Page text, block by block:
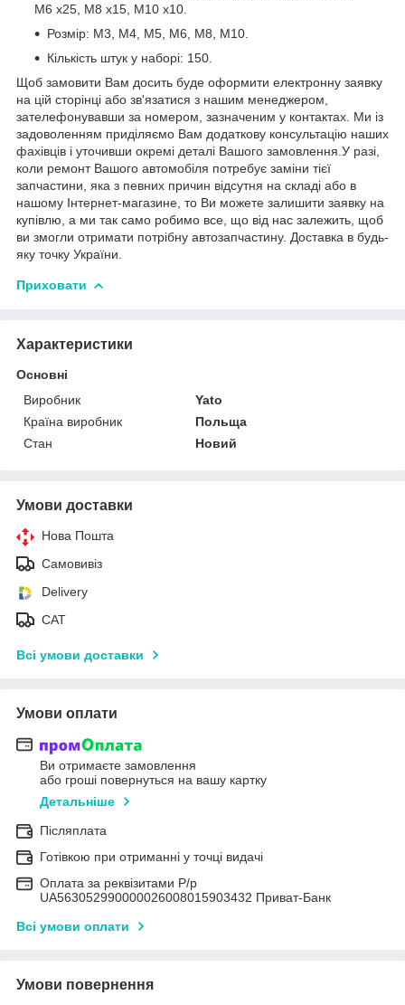
М6 х25, М8 х15, М10 х10.
Розмір: М3, М4, М5, М6, М8, М10.
Кількість штук у наборі: 150.
Щоб замовити Вам досить буде оформити електронну заявку
на цій сторінці або зв'язатися з нашим менеджером,
зателефонувавши за номером, зазначеним у контактах. Ми із
задоволенням приділяємо Вам додаткову консультацію наших
фахівців і уточивши окремі деталі Вашого замовлення.У разі,
коли ремонт Вашого автомобіля потребує заміни тієї
запчастини, яка з певних причин відсутня на складі або в
нашому Інтернет-магазине, то Ви можете залишити заявку на
купівлю, а ми так само робимо все, що від нас залежить, щоб
ви змогли отримати потрібну автозапчастину. Доставка в будь-
яку точку України.
Приховати
Характеристики
Основні
Виробник
Yato
Країна виробник
Польща
Стан
Новий
Умови доставки
Нова Пошта
Самовивіз
Delivery
САТ
Всі умови доставки
Умови оплати
Ви отримаєте замовлення
або гроші повернуться на вашу картку
Детальніше
Післяплата
Готівкою при отриманні у точці видачі
Оплата за реквізитами Р/р
UA563052990000026008015903432 Приват-Банк
Всі умови оплати
Умови повернення